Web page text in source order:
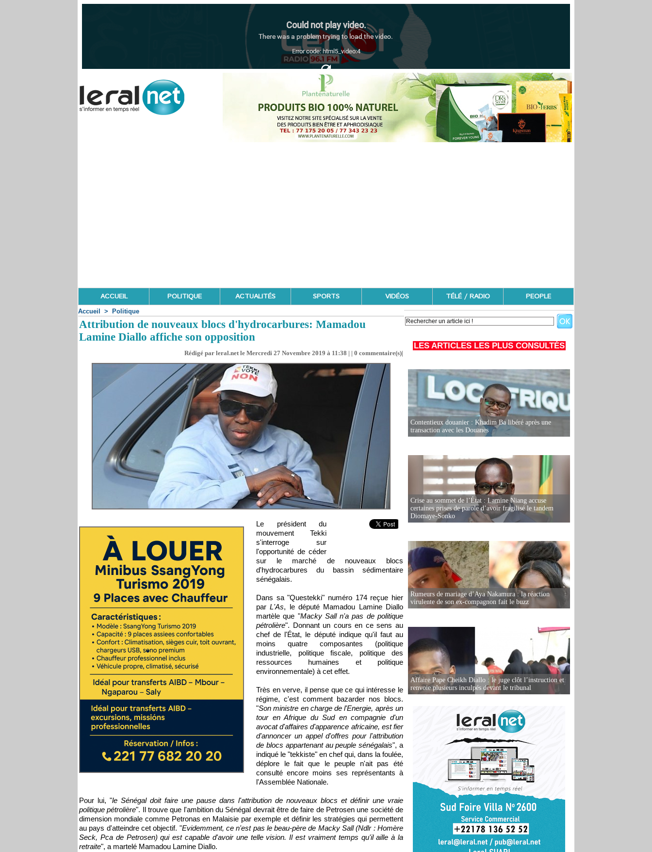
ACCUEIL POLITIQUE ACTUALITÉS SPORTS VIDÉOS TÉLÉ / RADIO PEOPLE
Accueil > Politique
Attribution de nouveaux blocs d'hydrocarbures: Mamadou
Lamine Diallo affiche son opposition
Rédigé par leral.net le Mercredi 27 Novembre 2019 à 11:38 | | 0 commentaire(s)|
Le président du
mouvement Tekki
s'interroge sur
l'opportunité de céder
sur le marché de nouveaux blocs
d'hydrocarbures du bassin sédimentaire
sénégalais.
Dans sa "Questekki" numéro 174 reçue hier
parL'As, le député Mamadou Lamine Diallo
martèle que "Macky Sall n'a pas de politique
pétrolière". Donnant un cours en ce sens au
chef de l'État, le député indique qu'il faut au
moins quatre composantes (politique
industrielle, politique fiscale, politique des
ressources humaines et politique
environnementale) à cet effet.
Très en verve, il pense que ce qui intéresse le
régime, c'est comment bazarder nos blocs.
"Son ministre en charge de l'Energie, après un
tour en Afrique du Sud en compagnie d'un
avocat d'affaires d'apparence africaine, est fier
d'annoncer un appel d'offres pour l'attribution
de blocs appartenant au peuple sénégalais", a
indiqué le "tekkiste" en chef qui, dans la foulée,
déplore le fait que le peuple n'ait pas été
consulté encore moins ses représentants à
l'Assemblée Nationale.
Pour lui, "le Sénégal doit faire une pause dans l'attribution de nouveaux blocs et définir une vraie
politique pétrolière". Il trouve que l'ambition du Sénégal devrait être de faire de Petrosen une société de
dimension mondiale comme Petronas en Malaisie par exemple et définir les stratégies qui permettent
au pays d'atteindre cet objectif. "Evidemment, ce n'est pas le beau-père de Macky Sall (Ndlr : Homère
Seck, Pca de Petrosen) qui est capable d'avoir une telle vision. Il est vraiment temps qu'il aille à la
retraite", a martelé Mamadou Lamine Diallo.
LES ARTICLES LES PLUS CONSULTÉS
Contentieux douanier : Khadim Ba libéré après une
transaction avec les Douanes
Crise au sommet de l’État : Lamine Niang accuse
certaines prises de parole d’avoir fragilisé le tandem
Diomaye-Sonko
Rumeurs de mariage d’Aya Nakamura : la réaction
virulente de son ex-compagnon fait le buzz
Affaire Pape Cheikh Diallo : le juge clôt l’instruction et
renvoie plusieurs inculpés devant le tribunal